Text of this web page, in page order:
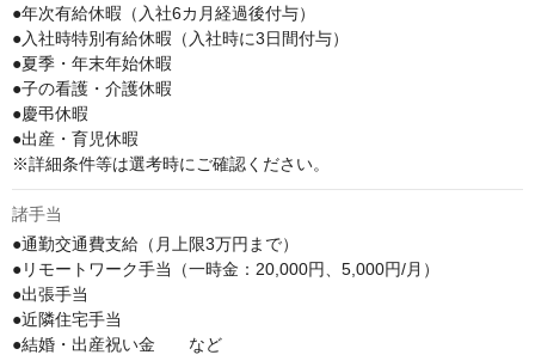
●年次有給休暇（入社6カ月経過後付与）
●入社時特別有給休暇（入社時に3日間付与）
●夏季・年末年始休暇
●子の看護・介護休暇
●慶弔休暇
●出産・育児休暇
※詳細条件等は選考時にご確認ください。
諸手当
●通勤交通費支給（月上限3万円まで）
●リモートワーク手当（一時金：20,000円、5,000円/月）
●出張手当
●近隣住宅手当
●結婚・出産祝い金　　など